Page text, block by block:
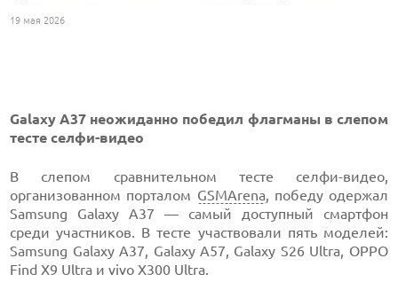
19 мая 2026
Galaxy A37 неожиданно победил флагманы в слепом
тесте селфи-видео
В слепом сравнительном тесте селфи-видео,
организованном порталом GSMArena, победу одержал
Samsung Galaxy A37 — самый доступный смартфон
среди участников. В тесте участвовали пять моделей:
Samsung Galaxy A37, Galaxy A57, Galaxy S26 Ultra, OPPO
Find X9 Ultra и vivo X300 Ultra.